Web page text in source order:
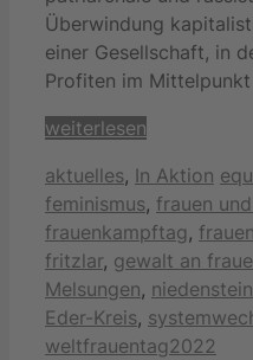
Überwindung
einer Gesellschaft, in
Profiten im
weiterlesen
Kategorien
aktuelles, In Aktion
feminismus, frauen
frauenkampftag,
fritzlar, gewalt an
Melsungen, niedenstein
Eder-Kreis,
weltfrauentag2022